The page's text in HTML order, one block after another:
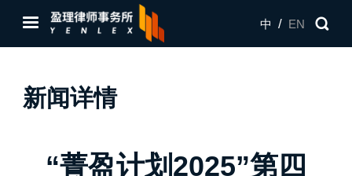
中 / EN
新闻详情
“菁盈计划2025”第四